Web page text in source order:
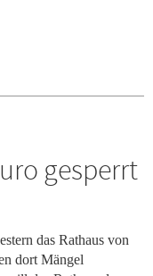
gesperrt
das Rathaus von
dort Mängel